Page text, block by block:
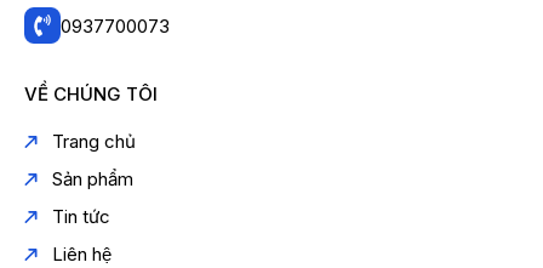
0937700073
VỀ CHÚNG TÔI
Trang chủ
Sản phẩm
Tin tức
Liên hệ